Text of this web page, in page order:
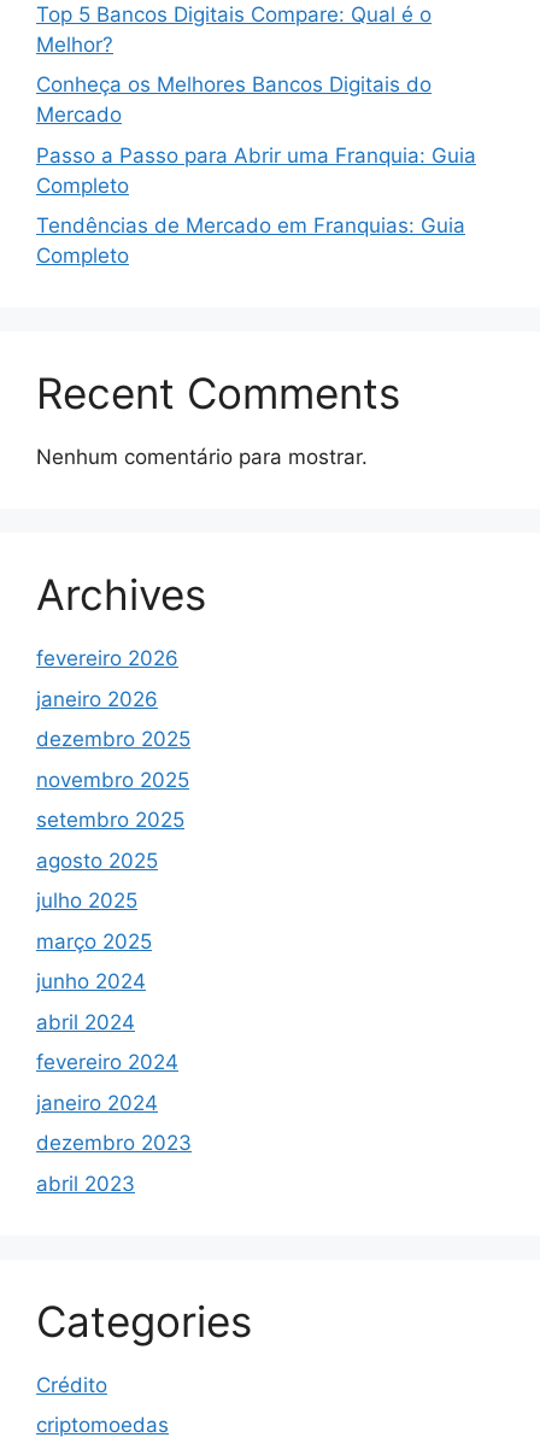
Top 5 Bancos Digitais Compare: Qual é o
Melhor?
Conheça os Melhores Bancos Digitais do
Mercado
Passo a Passo para Abrir uma Franquia: Guia
Completo
Tendências de Mercado em Franquias: Guia
Completo
Recent Comments
Nenhum comentário para mostrar.
Archives
fevereiro 2026
janeiro 2026
dezembro 2025
novembro 2025
setembro 2025
agosto 2025
julho 2025
março 2025
junho 2024
abril 2024
fevereiro 2024
janeiro 2024
dezembro 2023
abril 2023
Categories
Crédito
criptomoedas